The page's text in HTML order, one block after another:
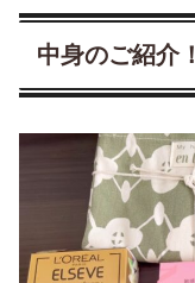
中身のご紹介！